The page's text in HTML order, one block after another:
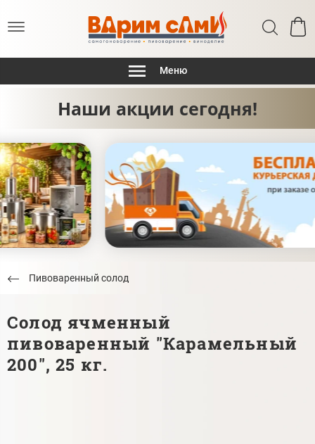
Меню
Наши акции сегодня!
Пивоваренный солод
Солод ячменный
пивоваренный "Карамельный
200", 25 кг.